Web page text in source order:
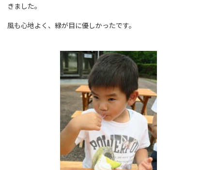
きました。
風も心地よく、緑が目に優しかったです。